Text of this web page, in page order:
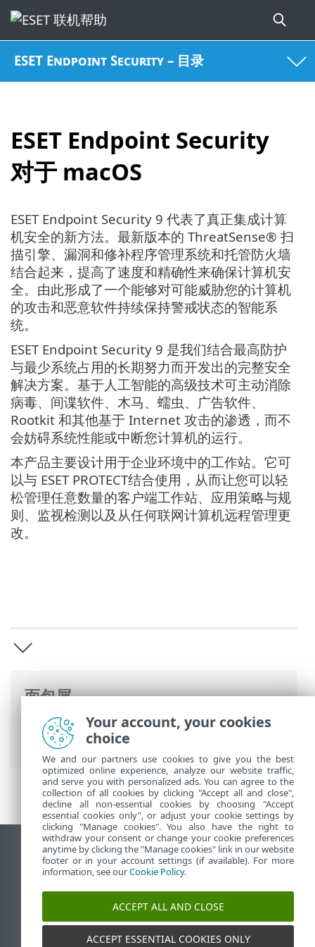
ESET Endpoint Security – 目录
ESET Endpoint Security
对于 macOS
面包屑
ESET 联机帮助>ESET Endpoint Security>
概述
ESET Endpoint Security 9 代表了真正集成计算
机安全的新方法。最新版本的 ThreatSense® 扫
描引擎、漏洞和修补程序管理系统和托管防火墙
结合起来，提高了速度和精确性来确保计算机安
全。由此形成了一个能够对可能威胁您的计算机
的攻击和恶意软件持续保持警戒状态的智能系
统。
ESET Endpoint Security 9 是我们结合最高防护
与最少系统占用的长期努力而开发出的完整安全
解决方案。基于人工智能的高级技术可主动消除
病毒、间谍软件、木马、蠕虫、广告软件、
Rootkit 和其他基于 Internet 攻击的渗透，而不
会妨碍系统性能或中断您计算机的运行。
本产品主要设计用于企业环境中的工作站。它可
以与 ESET PROTECT结合使用，从而让您可以轻
松管理任意数量的客户端工作站、应用策略与规
则、监视检测以及从任何联网计算机远程管理更
改。
查看桌面站点
End of Life
ESET 知识库
ESET Status Portal
Your account, your cookies
choice
We and our partners use cookies to give you the best
optimized online experience, analyze our website traffic,
and serve you with personalized ads. You can agree to the
collection of all cookies by clicking "Accept all and close",
decline all non-essential cookies by choosing "Accept
essential cookies only", or adjust your cookie settings by
clicking "Manage cookies". You also have the right to
withdraw your consent or change your cookie preferences
anytime by clicking the "Manage cookies" link in our website
footer or in your account settings (if available). For more
information, see ourCookie Policy.
ACCEPT ALL AND CLOSE
ACCEPT ESSENTIAL COOKIES ONLY